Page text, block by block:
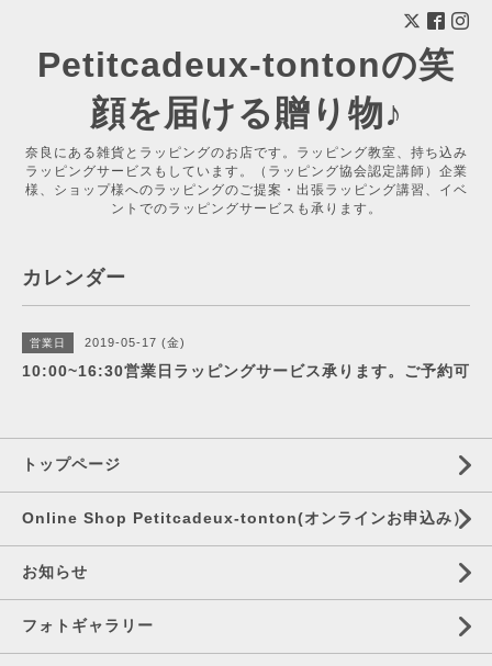
Petitcadeux-tontonの笑
顔を届ける贈り物♪
奈良にある雑貨とラッピングのお店です。ラッピング教室、持ち込み
ラッピングサービスもしています。（ラッピング協会認定講師）企業
様、ショップ様へのラッピングのご提案・出張ラッピング講習、イベ
ントでのラッピングサービスも承ります。
カレンダー
営業日 2019-05-17 (金)
10:00~16:30営業日ラッピングサービス承ります。ご予約可
トップページ
Online Shop Petitcadeux-tonton(オンラインお申込み）
お知らせ
フォトギャラリー